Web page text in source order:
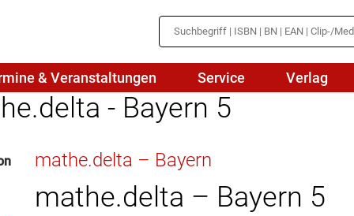
Mathematik
Naturwissenschaften/NuT
Physik
& Veranstaltungen Service Verlag
- Bayern 5
mathe.delta – Bayern
mathe.delta – Bayern 5